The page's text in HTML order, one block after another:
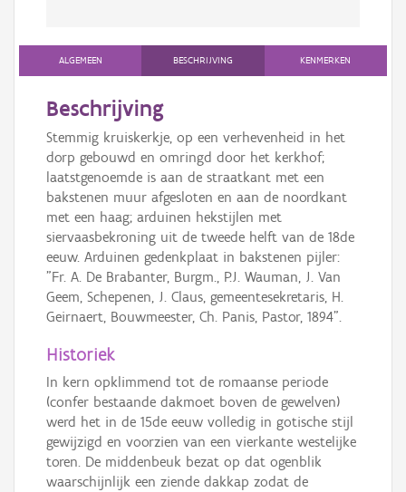
ALGEMEEN BESCHRIJVING KENMERKEN
Beschrijving
Stemmig kruiskerkje, op een verhevenheid in het
dorp gebouwd en omringd door het kerkhof;
laatstgenoemde is aan de straatkant met een
bakstenen muur afgesloten en aan de noordkant
met een haag; arduinen hekstijlen met
siervaasbekroning uit de tweede helft van de 18de
eeuw. Arduinen gedenkplaat in bakstenen pijler:
"Fr. A. De Brabanter, Burgm., P.J. Wauman, J. Van
Geem, Schepenen, J. Claus, gemeentesekretaris, H.
Geirnaert, Bouwmeester, Ch. Panis, Pastor, 1894".
Historiek
In kern opklimmend tot de romaanse periode
(confer bestaande dakmoet boven de gewelven)
werd het in de 15de eeuw volledig in gotische stijl
gewijzigd en voorzien van een vierkante westelijke
toren. De middenbeuk bezat op dat ogenblik
waarschijnlijk een ziende dakkap zodat de